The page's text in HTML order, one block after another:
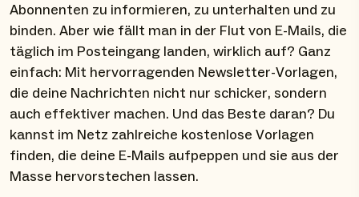
Abonnenten zu informieren, zu unterhalten und zu
binden. Aber wie fällt man in der Flut von E-Mails, die
täglich im Posteingang landen, wirklich auf? Ganz
einfach: Mit hervorragenden Newsletter-Vorlagen,
die deine Nachrichten nicht nur schicker, sondern
auch effektiver machen. Und das Beste daran? Du
kannst im Netz zahlreiche kostenlose Vorlagen
finden, die deine E-Mails aufpeppen und sie aus der
Masse hervorstechen lassen.